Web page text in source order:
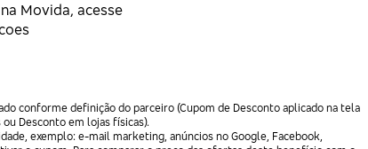
Movida, acesse
conforme definição do parceiro (Cupom de Desconto aplicado na tela
Desconto em lojas físicas).
exemplo: e-mail marketing, anúncios no Google, Facebook,